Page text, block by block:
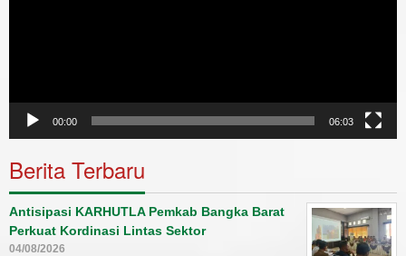
00:00 06:03
Berita Terbaru
Antisipasi KARHUTLA Pemkab Bangka Barat
Perkuat Kordinasi Lintas Sektor
04/08/2026